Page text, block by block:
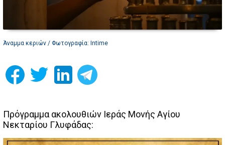
Άναμμα κεριών / Φωτογραφία: Intime
Πρόγραμμα ακολουθιών Ιεράς Μονής Αγίου
Νεκταρίου Γλυφάδας: